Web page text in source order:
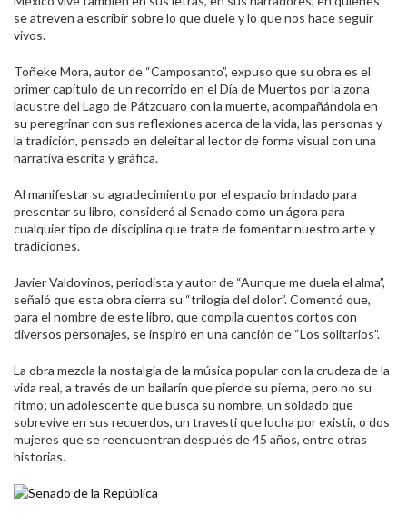
se atreven a escribir sobre lo que duele y lo que nos hace seguir
vivos.
Toñeke Mora, autor de “Camposanto”, expuso que su obra es el
primer capítulo de un recorrido en el Día de Muertos por la zona
lacustre del Lago de Pátzcuaro con la muerte, acompañándola en
su peregrinar con sus reflexiones acerca de la vida, las personas y
la tradición, pensado en deleitar al lector de forma visual con una
narrativa escrita y gráfica.
Al manifestar su agradecimiento por el espacio brindado para
presentar su libro, consideró al Senado como un ágora para
cualquier tipo de disciplina que trate de fomentar nuestro arte y
tradiciones.
Javier Valdovinos, periodista y autor de “Aunque me duela el alma”,
señaló que esta obra cierra su “trilogía del dolor”. Comentó que,
para el nombre de este libro, que compila cuentos cortos con
diversos personajes, se inspiró en una canción de “Los solitarios”.
La obra mezcla la nostalgia de la música popular con la crudeza de la
vida real, a través de un bailarín que pierde su pierna, pero no su
ritmo; un adolescente que busca su nombre, un soldado que
sobrevive en sus recuerdos, un travesti que lucha por existir, o dos
mujeres que se reencuentran después de 45 años, entre otras
historias.